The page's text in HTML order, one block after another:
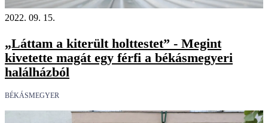
2022. 09. 15.
„Láttam a kiterült holttestet” - Megint
kivetette magát egy férfi a békásmegyeri
halálházból
BÉKÁSMEGYER